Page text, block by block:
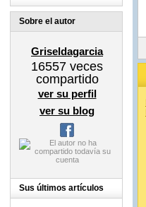
Sobre el autor
Griseldagarcia
16557 veces
compartido
ver su perfil
ver su blog
Sus últimos artículos